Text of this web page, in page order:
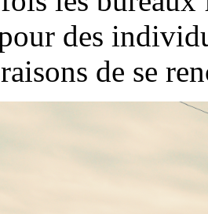
des
de se